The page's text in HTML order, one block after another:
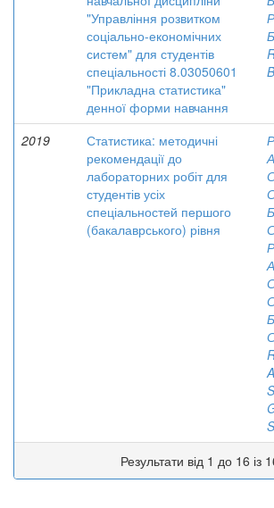
"Управління розвитком
соціально-економічних
систем" для студентів
спеціальності 8.03050601
"Прикладна статистика"
денної форми навчання
2019
Статистика: методичні
рекомендації до
лабораторних робіт для
студентів усіх
спеціальностей першого
(бакалаврського) рівня
Результати від 1 до 16 із